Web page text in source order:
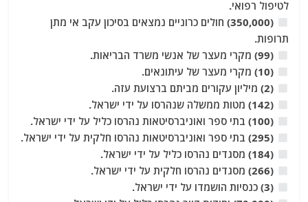
לטיפול רפואי.
(350,000) חולים כרוניים נמצאים בסיכון עקב אי מתן
תרופות.
(99) מקרי מעצר של אנשי משרד הבריאות.
(10) מקרי מעצר של עיתונאים.
(2) מיליון עקורים מביתם ברצועת עזה.
(142) מטות ממשלה שנהרסו על ידי ישראל.
(100) בתי ספר ואוניברסיטאות נהרסו כליל על ידי ישראל.
(295) בתי ספר ואוניברסיטאות נהרסו חלקית על ידי ישראל.
(184) מסגדים נהרסו כליל על ידי ישראל.
(266) מסגדים נהרסו חלקית על ידי ישראל.
(3) כנסיות הושמדו על ידי ישראל.